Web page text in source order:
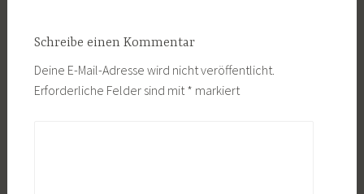
Schreibe einen Kommentar
Deine E-Mail-Adresse wird nicht veröffentlicht.
Erforderliche Felder sind mit * markiert